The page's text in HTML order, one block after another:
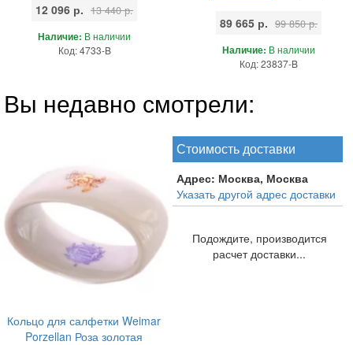
12 096 р. 13 440 р.
Наличие: В наличии
Код: 4733-B
89 665 р. 99 850 р.
Наличие: В наличии
Код: 23837-B
Вы недавно смотрели:
Кольцо для салфетки Weimar
Porzellan Роза золотая
Стоимость доставки
Адрес: Москва, Москва
Указать другой адрес доставки
Подождите, производится
расчет доставки...